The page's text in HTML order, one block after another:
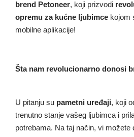
brend Petoneer, koji prizvodi
opremu za kućne ljubimce kojom
mobilne aplikacije!
Šta nam revolucionarno donosi
U pitanju su pametni uređaji, koji
trenutno stanje vašeg ljubimca i
potrebama. Na taj način, vi možete